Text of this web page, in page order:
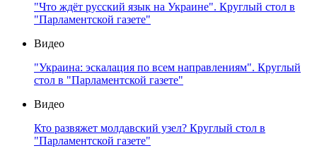
"Что ждёт русский язык на Украине". Круглый стол в
"Парламентской газете"
Видео
"Украина: эскалация по всем направлениям". Круглый
стол в "Парламентской газете"
Видео
Кто развяжет молдавский узел? Круглый стол в
"Парламентской газете"